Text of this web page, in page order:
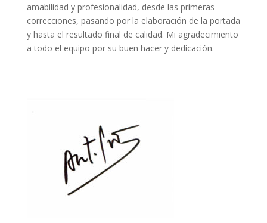
amabilidad y profesionalidad, desde las primeras
correcciones, pasando por la elaboración de la portada
y hasta el resultado final de calidad. Mi agradecimiento
a todo el equipo por su buen hacer y dedicación.